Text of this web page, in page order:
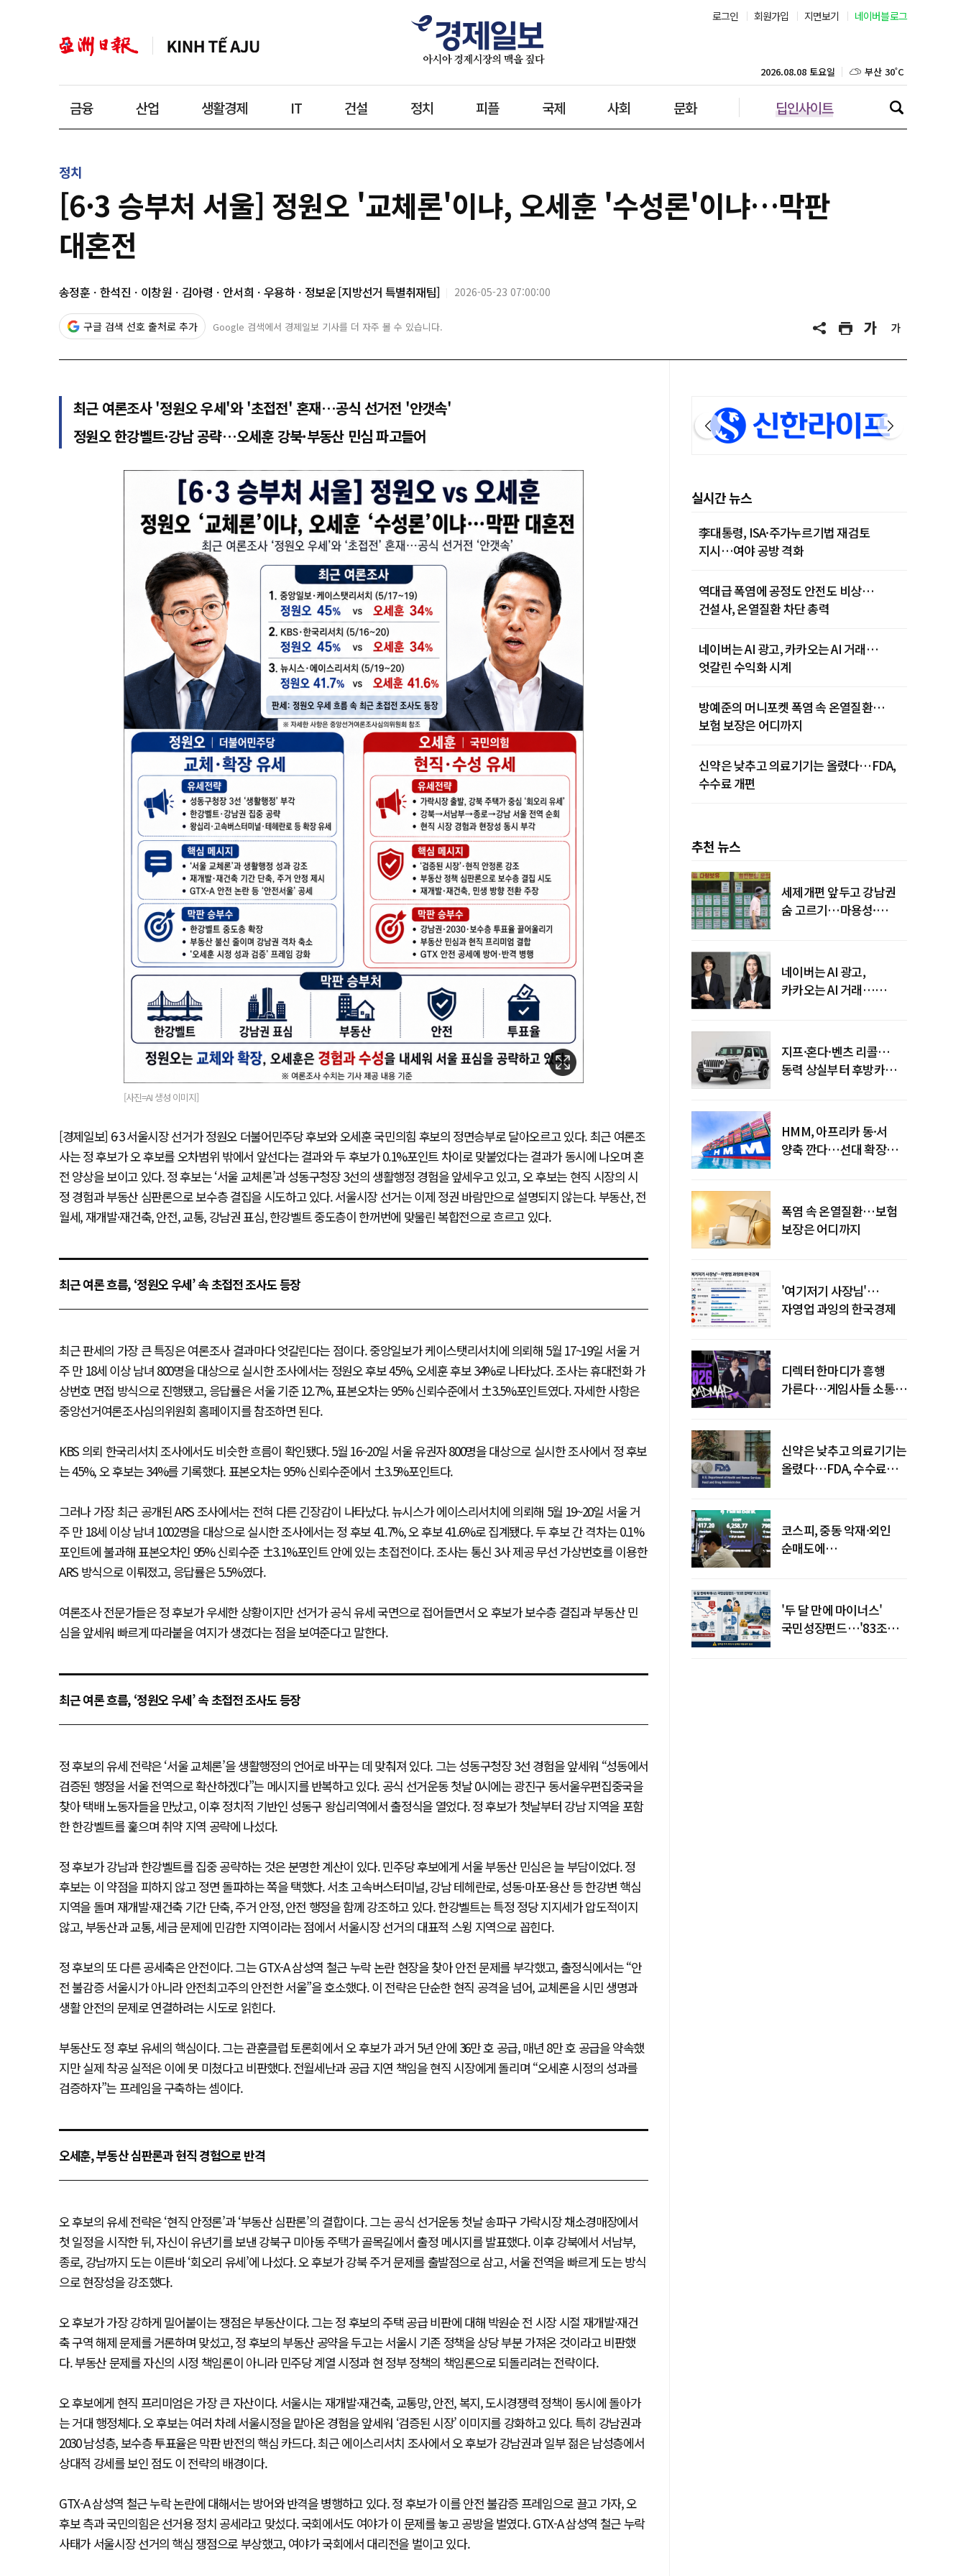
로그인 회원가입 지면보기 네이버블로그
금융 산업 생활경제 IT 건설 정치 피플 국제 사회 문화 딥인사이트
2026.08.08 토요일 대구 34˚C
인천 32˚C
정치
[6·3 승부처 서울] 정원오 '교체론'이냐, 오세훈 '수성론'이냐…막판
대혼전
송정훈ㆍ한석진ㆍ이창원ㆍ김아령ㆍ안서희ㆍ우용하ㆍ정보운 [지방선거 특별취재팀] 2026-05-23 07:00:00
구글 검색 선호 출처로 추가 Google 검색에서 경제일보 기사를 더 자주 볼 수 있습니다.
최근 여론조사 '정원오 우세'와 '초접전' 혼재…공식 선거전 '안갯속'
정원오 한강벨트·강남 공략…오세훈 강북·부동산 민심 파고들어
[사진=AI 생성 이미지]
[경제일보] 6·3 서울시장 선거가 정원오 더불어민주당 후보와 오세훈 국민의힘 후보의 정면승부로 달아오르고 있다. 최근 여론조
사는 정 후보가 오 후보를 오차범위 밖에서 앞선다는 결과와 두 후보가 0.1%포인트 차이로 맞붙었다는 결과가 동시에 나오며 혼
전 양상을 보이고 있다. 정 후보는 ‘서울 교체론’과 성동구청장 3선의 생활행정 경험을 앞세우고 있고, 오 후보는 현직 시장의 시
정 경험과 부동산 심판론으로 보수층 결집을 시도하고 있다. 서울시장 선거는 이제 정권 바람만으로 설명되지 않는다. 부동산, 전
월세, 재개발·재건축, 안전, 교통, 강남권 표심, 한강벨트 중도층이 한꺼번에 맞물린 복합전으로 흐르고 있다.
최근 여론 흐름, ‘정원오 우세’ 속 초접전 조사도 등장
최근 판세의 가장 큰 특징은 여론조사 결과마다 엇갈린다는 점이다. 중앙일보가 케이스탯리서치에 의뢰해 5월 17~19일 서울 거
주 만 18세 이상 남녀 800명을 대상으로 실시한 조사에서는 정원오 후보 45%, 오세훈 후보 34%로 나타났다. 조사는 휴대전화 가
상번호 면접 방식으로 진행됐고, 응답률은 서울 기준 12.7%, 표본오차는 95% 신뢰수준에서 ±3.5%포인트였다. 자세한 사항은
중앙선거여론조사심의위원회 홈페이지를 참조하면 된다.
KBS 의뢰 한국리서치 조사에서도 비슷한 흐름이 확인됐다. 5월 16~20일 서울 유권자 800명을 대상으로 실시한 조사에서 정 후보
는 45%, 오 후보는 34%를 기록했다. 표본오차는 95% 신뢰수준에서 ±3.5%포인트다.
그러나 가장 최근 공개된 ARS 조사에서는 전혀 다른 긴장감이 나타났다. 뉴시스가 에이스리서치에 의뢰해 5월 19~20일 서울 거
주 만 18세 이상 남녀 1002명을 대상으로 실시한 조사에서는 정 후보 41.7%, 오 후보 41.6%로 집계됐다. 두 후보 간 격차는 0.1%
포인트에 불과해 표본오차인 95% 신뢰수준 ±3.1%포인트 안에 있는 초접전이다. 조사는 통신 3사 제공 무선 가상번호를 이용한
ARS 방식으로 이뤄졌고, 응답률은 5.5%였다.
여론조사 전문가들은 정 후보가 우세한 상황이지만 선거가 공식 유세 국면으로 접어들면서 오 후보가 보수층 결집과 부동산 민
심을 앞세워 빠르게 따라붙을 여지가 생겼다는 점을 보여준다고 말한다.
최근 여론 흐름, ‘정원오 우세’ 속 초접전 조사도 등장
정 후보의 유세 전략은 ‘서울 교체론’을 생활행정의 언어로 바꾸는 데 맞춰져 있다. 그는 성동구청장 3선 경험을 앞세워 “성동에서
검증된 행정을 서울 전역으로 확산하겠다”는 메시지를 반복하고 있다. 공식 선거운동 첫날 0시에는 광진구 동서울우편집중국을
찾아 택배 노동자들을 만났고, 이후 정치적 기반인 성동구 왕십리역에서 출정식을 열었다. 정 후보가 첫날부터 강남 지역을 포함
한 한강벨트를 훑으며 취약 지역 공략에 나섰다.
정 후보가 강남과 한강벨트를 집중 공략하는 것은 분명한 계산이 있다. 민주당 후보에게 서울 부동산 민심은 늘 부담이었다. 정
후보는 이 약점을 피하지 않고 정면 돌파하는 쪽을 택했다. 서초 고속버스터미널, 강남 테헤란로, 성동·마포·용산 등 한강변 핵심
지역을 돌며 재개발·재건축 기간 단축, 주거 안정, 안전 행정을 함께 강조하고 있다. 한강벨트는 특정 정당 지지세가 압도적이지
않고, 부동산과 교통, 세금 문제에 민감한 지역이라는 점에서 서울시장 선거의 대표적 스윙 지역으로 꼽힌다.
정 후보의 또 다른 공세축은 안전이다. 그는 GTX-A 삼성역 철근 누락 논란 현장을 찾아 안전 문제를 부각했고, 출정식에서는 “안
전 불감증 서울시가 아니라 안전최고주의 안전한 서울”을 호소했다. 이 전략은 단순한 현직 공격을 넘어, 교체론을 시민 생명과
생활 안전의 문제로 연결하려는 시도로 읽힌다.
부동산도 정 후보 유세의 핵심이다. 그는 관훈클럽 토론회에서 오 후보가 과거 5년 안에 36만 호 공급, 매년 8만 호 공급을 약속했
지만 실제 착공 실적은 이에 못 미쳤다고 비판했다. 전월세난과 공급 지연 책임을 현직 시장에게 돌리며 “오세훈 시정의 성과를
검증하자”는 프레임을 구축하는 셈이다.
오세훈, 부동산 심판론과 현직 경험으로 반격
오 후보의 유세 전략은 ‘현직 안정론’과 ‘부동산 심판론’의 결합이다. 그는 공식 선거운동 첫날 송파구 가락시장 채소경매장에서
첫 일정을 시작한 뒤, 자신이 유년기를 보낸 강북구 미아동 주택가 골목길에서 출정 메시지를 발표했다. 이후 강북에서 서남부,
종로, 강남까지 도는 이른바 ‘회오리 유세’에 나섰다. 오 후보가 강북 주거 문제를 출발점으로 삼고, 서울 전역을 빠르게 도는 방식
으로 현장성을 강조했다.
오 후보가 가장 강하게 밀어붙이는 쟁점은 부동산이다. 그는 정 후보의 주택 공급 비판에 대해 박원순 전 시장 시절 재개발·재건
축 구역 해제 문제를 거론하며 맞섰고, 정 후보의 부동산 공약을 두고는 서울시 기존 정책을 상당 부분 가져온 것이라고 비판했
다. 부동산 문제를 자신의 시정 책임론이 아니라 민주당 계열 시정과 현 정부 정책의 책임론으로 되돌리려는 전략이다.
오 후보에게 현직 프리미엄은 가장 큰 자산이다. 서울시는 재개발·재건축, 교통망, 안전, 복지, 도시경쟁력 정책이 동시에 돌아가
는 거대 행정체다. 오 후보는 여러 차례 서울시정을 맡아온 경험을 앞세워 ‘검증된 시장’ 이미지를 강화하고 있다. 특히 강남권과
2030 남성층, 보수층 투표율은 막판 반전의 핵심 카드다. 최근 에이스리서치 조사에서 오 후보가 강남권과 일부 젊은 남성층에서
상대적 강세를 보인 점도 이 전략의 배경이다.
GTX-A 삼성역 철근 누락 논란에 대해서는 방어와 반격을 병행하고 있다. 정 후보가 이를 안전 불감증 프레임으로 끌고 가자, 오
후보 측과 국민의힘은 선거용 정치 공세라고 맞섰다. 국회에서도 여야가 이 문제를 놓고 공방을 벌였다. GTX-A 삼성역 철근 누락
사태가 서울시장 선거의 핵심 쟁점으로 부상했고, 여야가 국회에서 대리전을 벌이고 있다.
실시간 뉴스
李대통령, ISA·주가누르기법 재검토
지시…여야 공방 격화
역대급 폭염에 공정도 안전도 비상…
건설사, 온열질환 차단 총력
네이버는 AI 광고, 카카오는 AI 거래…
엇갈린 수익화 시계
방예준의 머니포켓 폭염 속 온열질환…
보험 보장은 어디까지
신약은 낮추고 의료기기는 올렸다…FDA,
수수료 개편
추천 뉴스
세제개편 앞두고 강남권
숨 고르기…마용성·
네이버는 AI 광고,
카카오는 AI 거래…
지프·혼다·벤츠 리콜…
동력 상실부터 후방카메라
HMM, 아프리카 동·서
양축 깐다…선대 확장
폭염 속 온열질환…보험
보장은 어디까지
'여기저기 사장님'…
자영업 과잉의 한국경제
디렉터 한마디가 흥행
가른다…게임사들 소통
신약은 낮추고 의료기기는
올렸다…FDA, 수수료
코스피, 중동 악재·외인
순매도에
'두 달 만에 마이너스'
국민성장펀드…'83조